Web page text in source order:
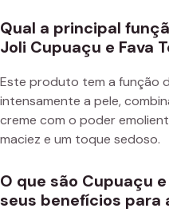
Qual a principal
Joli Cupuaçu e Fava
Este produto tem a função
intensamente a pele,
creme com o poder
maciez e um toque sedoso.
O que são Cupuaçu
seus benefícios para